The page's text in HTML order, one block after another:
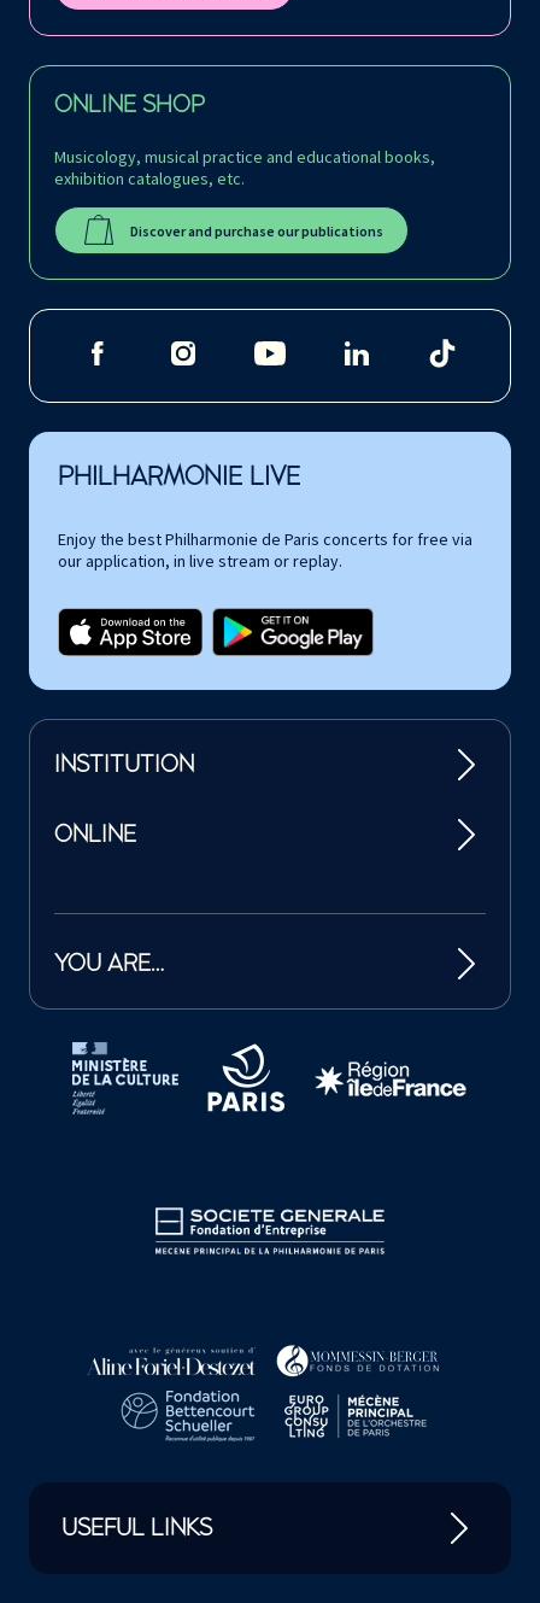
ONLINE SHOP
Musicology, musical practice and educational books,
exhibition catalogues, etc.
Discover and purchase our publications
PHILHARMONIE LIVE
Enjoy the best Philharmonie de Paris concerts for free via
our application, in live stream or replay.
INSTITUTION
ONLINE
YOU ARE…
Tutelles et mécènes de la Philharmonie de Paris
USEFUL LINKS